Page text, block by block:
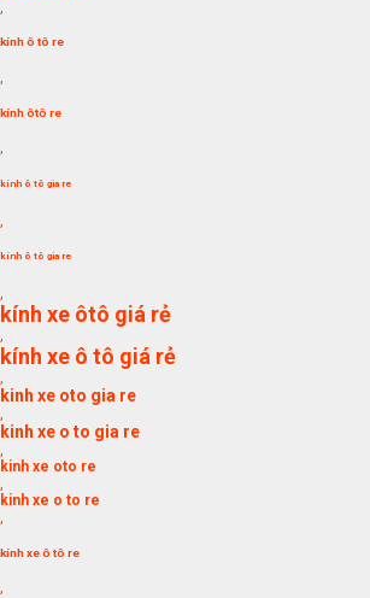
kính ô tô re
,
kính ôtô re
,
kính ô tô gia re
kính ô tô gia re
,
kính xe ôtô giá rẻ
,
kính xe ô tô giá rẻ
,
kinh xe oto gia re
,
kinh xe o to gia re
,
kinh xe oto re
,
kinh xe o to re
,
kính xe ô tô re
,